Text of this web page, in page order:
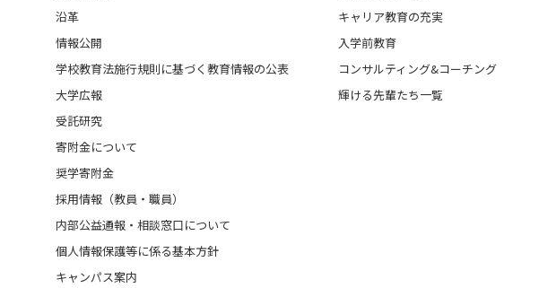
沿革
情報公開
学校教育法施行規則に基づく教育情報の公表
大学広報
受託研究
寄附金について
奨学寄附金
採用情報（教員・職員）
内部公益通報・相談窓口について
個人情報保護等に係る基本方針
キャンパス案内
キャリア教育の充実
入学前教育
コンサルティング&コーチング
輝ける先輩たち一覧